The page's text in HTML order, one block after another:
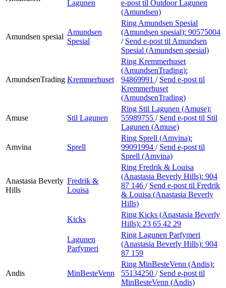
Lagunen
e-post til Outdoor Lagunen
(Amundsen)
Amundsen spesial
Amundsen
Spesial
Ring Amundsen Spesial
(Amundsen spesial): 90575004
/ Send e-post til Amundsen
Spesial (Amundsen spesial)
AmundsenTrading Kremmerhuset
Ring Kremmerhuset
(AmundsenTrading):
94869991 / Send e-post til
Kremmerhuset
(AmundsenTrading)
Amuse Stil Lagunen
Ring Stil Lagunen (Amuse):
55989755 / Send e-post til Stil
Lagunen (Amuse)
Amvina Sprell
Ring Sprell (Amvina):
99091994 / Send e-post til
Sprell (Amvina)
Anastasia Beverly
Hills
Fredrik &
Louisa
Ring Fredrik & Louisa
(Anastasia Beverly Hills): 904
87 146 / Send e-post til Fredrik
& Louisa (Anastasia Beverly
Hills)
Kicks
Ring Kicks (Anastasia Beverly
Hills): 23 65 42 29
Lagunen
Parfymeri
Ring Lagunen Parfymeri
(Anastasia Beverly Hills): 904
87 159
Andis MinBesteVenn
Ring MinBesteVenn (Andis):
55134250 / Send e-post til
MinBesteVenn (Andis)